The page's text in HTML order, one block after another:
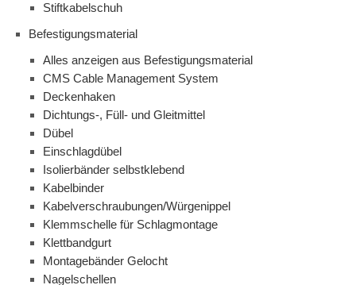
Stiftkabelschuh
Befestigungsmaterial
Alles anzeigen aus Befestigungsmaterial
CMS Cable Management System
Deckenhaken
Dichtungs-, Füll- und Gleitmittel
Dübel
Einschlagdübel
Isolierbänder selbstklebend
Kabelbinder
Kabelverschraubungen/Würgenippel
Klemmschelle für Schlagmontage
Klettbandgurt
Montagebänder Gelocht
Nagelschellen